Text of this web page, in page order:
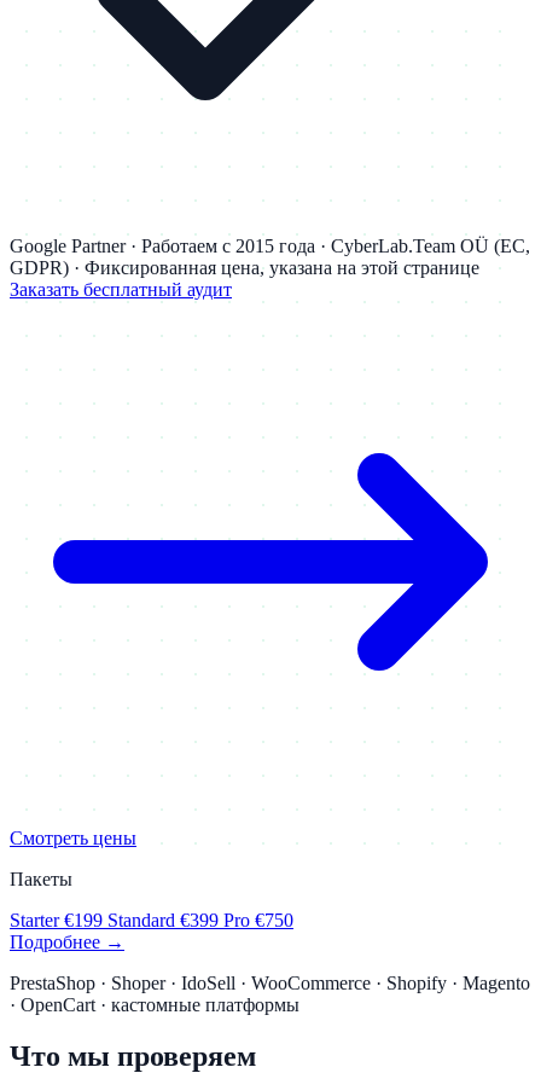
Google Partner · Работаем с 2015 года · CyberLab.Team OÜ (ЕС,
GDPR) · Фиксированная цена, указана на этой странице
Заказать бесплатный аудит
Смотреть цены
Пакеты
Starter €199 Standard €399 Pro €750
Подробнее →
PrestaShop · Shoper · IdoSell · WooCommerce · Shopify · Magento
· OpenCart · кастомные платформы
Что мы проверяем